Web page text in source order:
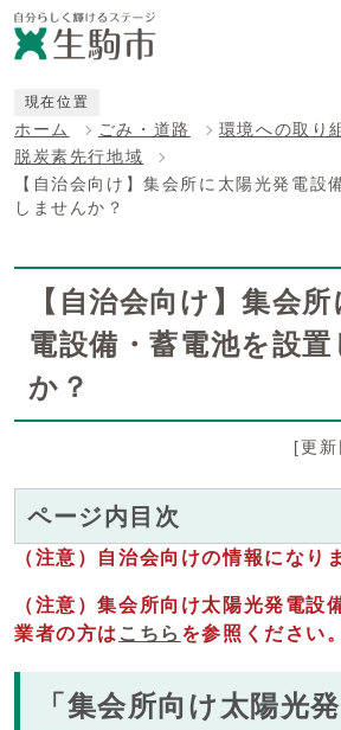
現在位置
ホーム ごみ・道路
環境への取り
脱炭素先行地域
【自治会向け】集会所に太陽光発電設
しませんか？
【自治会向け】集会
電設備・蓄電池を設
か？
[更
ページ内目次
（注意）自治会向けの情報になり
（注意）集会所向け太陽光発電設
業者の方は こちら を参照ください。
「集会所向け太陽光